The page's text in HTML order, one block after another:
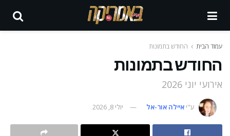
עמוד הבית החודש בתמונות
החודש בתמונות
אירועי יוני 2026
ע"י איילה אור-אל יולי 8, 2026